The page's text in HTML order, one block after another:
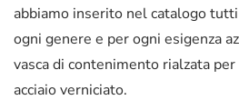
abbiamo inserito nel catalogo
ogni genere e per ogni esigenza
vasca di contenimento rialzata
acciaio verniciato.